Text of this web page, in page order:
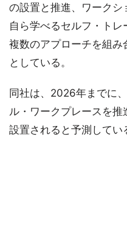
の設置と推進、ワークシ
自ら学べるセルフ・ト
複数のアプローチを組
としている。
同社は、2026年までに
ル・ワークプレースを
設置されると予測してい